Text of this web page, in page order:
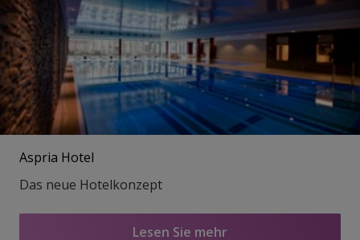
Aspria Hotel
Das neue Hotelkonzept
Lesen Sie mehr